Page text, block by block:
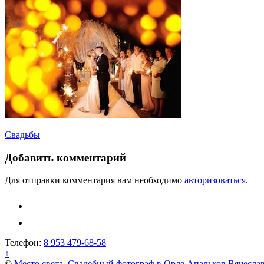
Навигация
по
записям
Свадьбы
Добавить комментарий
Для отправки комментария вам необходимо авторизоваться.
Телефон: 8 953 479-68-58
↑